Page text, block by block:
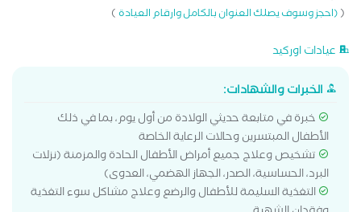
((احجز وسوف يصلك العنوان بالكامل وارقام العيادة)
عيادات اوركيد
الخبرات والشهادات:
خبرة في متابعة حديثي الولادة من أول يوم، بما في ذلك
الأطفال المبتسرين وحالات الرعاية الخاصة
تشخيص وعلاج جميع أمراض الأطفال الحادة والمزمنة (نزلات
البرد، الحساسية، الصدر، الجهاز الهضمي، العدوى)
التغذية السليمة للأطفال والرضع وعلاج مشاكل سوء التغذية